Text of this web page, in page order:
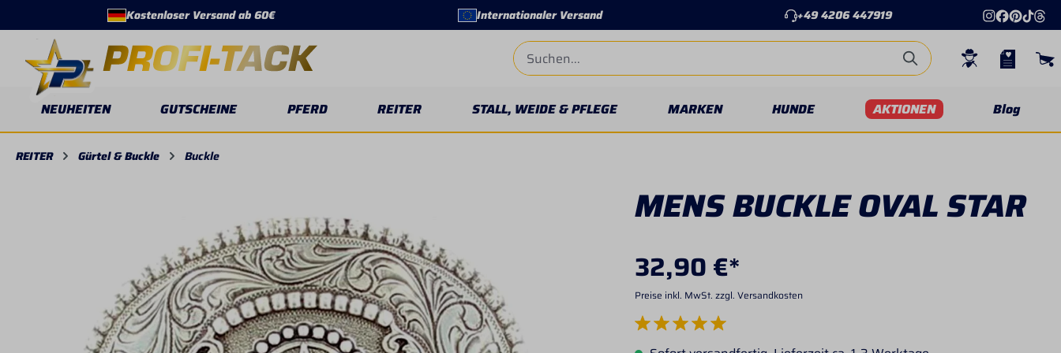
Zur Hauptnavigation springen
Kostenloser Versand ab 60€ Internationaler Versand +49 4206 447919
NEUHEITEN GUTSCHEINE PFERD REITER STALL, WEIDE & PFLEGE MARKEN HUNDE AKTIONEN Blog
REITER Gürtel & Buckle Buckle
MENS BUCKLE OVAL STAR
32,90 €*
Preise inkl. MwSt. zzgl. Versandkosten
Durchschnittliche Bewertung von 5 von 5 Sternen